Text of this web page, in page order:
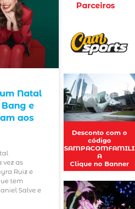
Natal
Bang e
aos
vez as
Ruiz e
tem
Salve e
Parceiros
Desconto com o
código
SAMPACOMFAMILI
A
Clique no Banner